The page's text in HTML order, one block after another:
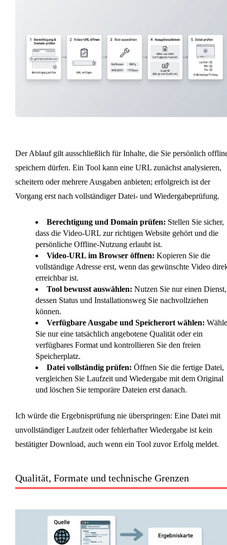
Der Ablauf gilt ausschließlich für Inhalte, die Sie persönlich
speichern dürfen. Ein Tool kann eine URL zunächst analysieren,
scheitern oder mehrere Ausgaben anbieten; erfolgreich ist der
Vorgang erst nach vollständiger Datei- und Wiedergabeprüfung.
Berechtigung und Domain prüfen: Stellen Sie sicher,
dass die Video-URL zur richtigen Website gehört und die
persönliche Offline-Nutzung erlaubt ist.
Video-URL im Browser öffnen: Kopieren Sie die
vollständige Adresse erst, wenn das gewünschte Video
erreichbar ist.
Tool bewusst auswählen: Nutzen Sie nur einen Dienst,
dessen Status und Installationsweg Sie nachvollziehen
können.
Verfügbare Ausgabe und Speicherort wählen:
Sie nur eine tatsächlich angebotene Qualität oder ein
verfügbares Format und kontrollieren Sie den freien
Speicherplatz.
Datei vollständig prüfen: Öffnen Sie die fertige Datei,
vergleichen Sie Laufzeit und Wiedergabe mit dem Original
und löschen Sie temporäre Dateien erst danach.
Ich würde die Ergebnisprüfung nie überspringen: Eine Datei mit
unvollständiger Laufzeit oder fehlerhafter Wiedergabe ist kein
bestätigter Download, auch wenn ein Tool zuvor Erfolg meldet.
Qualität, Formate und technische Grenzen